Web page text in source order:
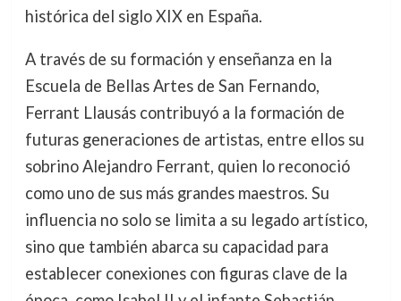
histórica del siglo XIX en España.
A través de su formación y enseñanza en la
Escuela de Bellas Artes de San Fernando,
Ferrant Llausás contribuyó a la formación de
futuras generaciones de artistas, entre ellos su
sobrino Alejandro Ferrant, quien lo reconoció
como uno de sus más grandes maestros. Su
influencia no solo se limita a su legado artístico,
sino que también abarca su capacidad para
establecer conexiones con figuras clave de la